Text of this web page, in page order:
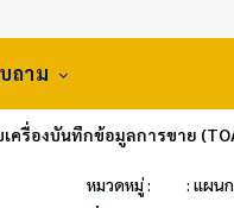
ถาม
รื่องบันทึกข้อมูลการขาย
หมวดหมู่ : : แผน